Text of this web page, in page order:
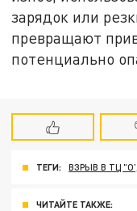
зарядок или
превращают
потенциально
ТЕГИ: ВЗРЫВ В ТЦ
ЧИТАЙТЕ ТАКЖЕ: